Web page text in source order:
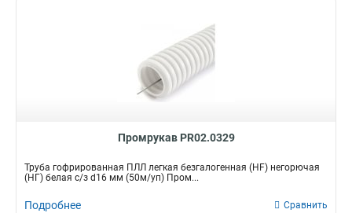
Промрукав PR02.0329
Труба гофрированная ПЛЛ легкая безгалогенная (HF) негорючая
(НГ) белая с/з d16 мм (50м/уп) Пром...
Подробнее Сравнить